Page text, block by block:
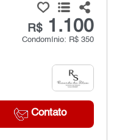
R$1.100
Condomínio: R$ 350
Contato